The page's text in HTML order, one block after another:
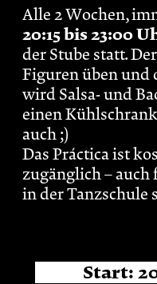
Alle 2 Wochen,
20:15 bis 23:00
der Stube statt.
Figuren üben und
wird Salsa- und
einen
auch ;)
Das Práctica ist
zugänglich –
in der Tanzschule
Start: